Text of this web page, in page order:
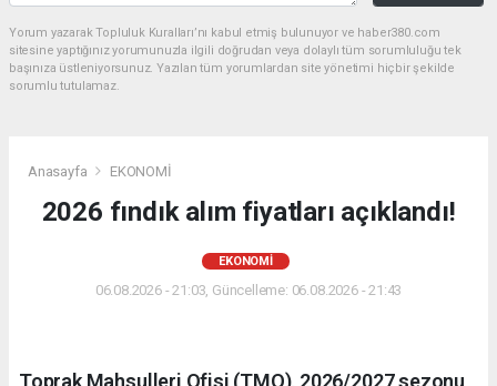
Yorum yazarak Topluluk Kuralları’nı kabul etmiş bulunuyor ve haber380.com
sitesine yaptığınız yorumunuzla ilgili doğrudan veya dolaylı tüm sorumluluğu tek
başınıza üstleniyorsunuz. Yazılan tüm yorumlardan site yönetimi hiçbir şekilde
sorumlu tutulamaz.
Anasayfa EKONOMİ
2026 fındık alım fiyatları açıklandı!
EKONOMİ
06.08.2026 - 21:03, Güncelleme: 06.08.2026 - 21:43
Toprak Mahsulleri Ofisi (TMO), 2026/2027 sezonu